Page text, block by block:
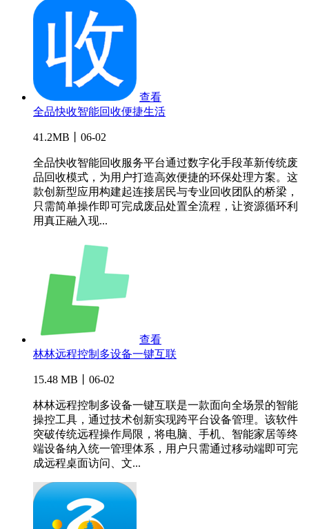
查看
全品快收智能回收便捷生活
41.2MB丨06-02
全品快收智能回收服务平台通过数字化手段革新传统废
品回收模式，为用户打造高效便捷的环保处理方案。这
款创新型应用构建起连接居民与专业回收团队的桥梁，
只需简单操作即可完成废品处置全流程，让资源循环利
用真正融入现...
查看
林林远程控制多设备一键互联
15.48 MB丨06-02
林林远程控制多设备一键互联是一款面向全场景的智能
操控工具，通过技术创新实现跨平台设备管理。该软件
突破传统远程操作局限，将电脑、手机、智能家居等终
端设备纳入统一管理体系，用户只需通过移动端即可完
成远程桌面访问、文...